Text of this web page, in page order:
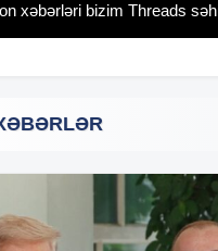
xəbərləri bizim Threads